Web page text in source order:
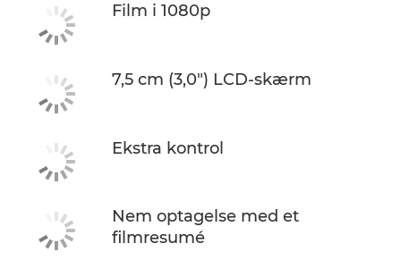
Film i 1080p
7,5 cm (3,0") LCD-skærm
Ekstra kontrol
Nem optagelse med et
filmresumé